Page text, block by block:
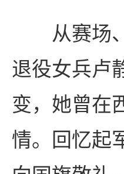
从赛场
退役女兵卢
变，她曾在
情。回忆起